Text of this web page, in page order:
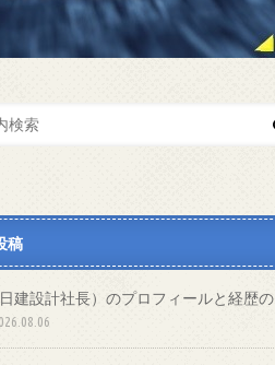
稿
建設計社長）のプロフィールと経歴の